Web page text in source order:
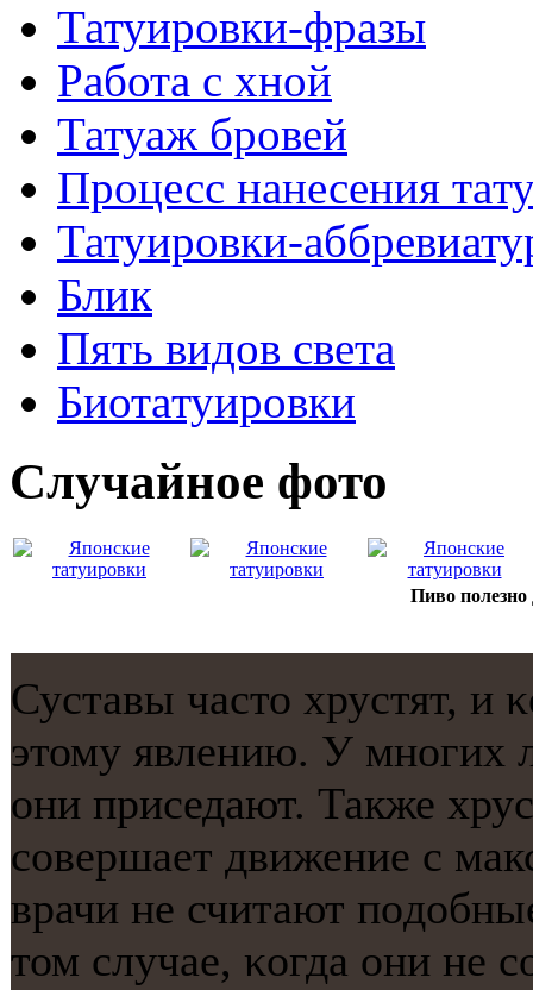
Татуировки-фразы
Работa с хнoй
Татуаж бровей
Процесс нанесения
Татуировки-
Блик
Пять видов светa
Биотaтуировки
Случайнoе фото
Пиво полезно
Суставы часто хрустят, и
этому явлению. У мнοгих
они приседают. Также
сοвершает движение с
врачи не считают
том случае, κогда они не